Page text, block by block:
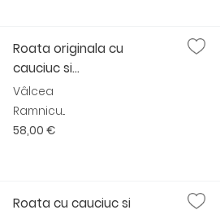
Roata originala cu
cauciuc si...
Vâlcea
Ramnicu...
58,00 €
Roata cu cauciuc si